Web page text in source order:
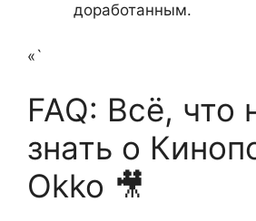
доработанным.
«`
FAQ: Всё, что
знать о
Okko 🎥